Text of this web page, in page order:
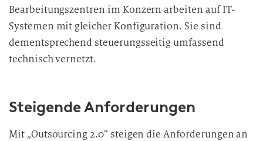
Bearbeitungszentren im Konzern arbeiten auf IT-
Systemen mit gleicher Konfiguration. Sie sind
dementsprechend steuerungsseitig umfassend
technisch vernetzt.
Steigende Anforderungen
Mit „Outsourcing 2.0“ steigen die Anforderungen an